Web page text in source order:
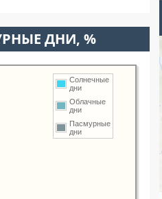
ДНИ, %
Солнечные
дни
Облачные
дни
Пасмурные
дни